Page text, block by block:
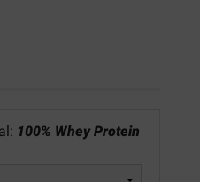
100% Whey Protein